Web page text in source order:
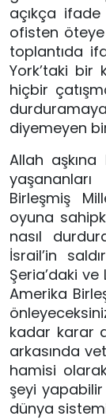
açıkça
ofisten
toplantıda
York’taki bir
hiçbir
diyemeyen
Allah
Birleşmiş
oyuna
nasıl
İsrail’in
Şeria’daki ve
Amerika
kadar karar
arkasında
hamisi
şeyi
dünya